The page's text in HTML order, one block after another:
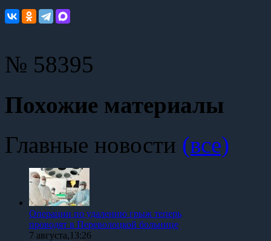
№ 58395
Похожие материалы
Главные новости (все)
Операции по удалению грыж теперь
проводят в Переволоцкой больнице
7 августа,13:26